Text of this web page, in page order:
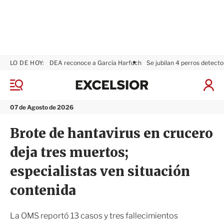
M
n
07 de Agosto de 2026
LO DE HOY: DEA reconoce a García Harfuch Se jubilan 4 perros
I
a
x
i
Brote de hantavirus en crucero
deja tres muertos;
especialistas ven situación
contenida
La OMS reportó 13 casos y tres fallecimientos